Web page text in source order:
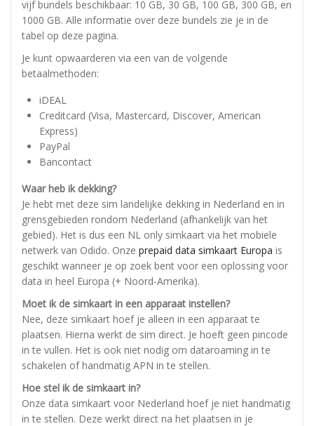
vijf bundels beschikbaar: 10 GB, 30 GB, 100 GB, 300 GB, en
1000 GB. Alle informatie over deze bundels zie je in de
tabel op deze pagina.
Je kunt opwaarderen via een van de volgende
betaalmethoden:
iDEAL
Creditcard (Visa, Mastercard, Discover, American
Express)
PayPal
Bancontact
Waar heb ik dekking?
Je hebt met deze sim landelijke dekking in Nederland en in
grensgebieden rondom Nederland (afhankelijk van het
gebied). Het is dus een NL only simkaart via het mobiele
netwerk van Odido. Onze prepaid data simkaart Europa is
geschikt wanneer je op zoek bent voor een oplossing voor
data in heel Europa (+ Noord-Amerika).
Moet ik de simkaart in een apparaat instellen?
Nee, deze simkaart hoef je alleen in een apparaat te
plaatsen. Hierna werkt de sim direct. Je hoeft geen pincode
in te vullen. Het is ook niet nodig om dataroaming in te
schakelen of handmatig APN in te stellen.
Hoe stel ik de simkaart in?
Onze data simkaart voor Nederland hoef je niet handmatig
in te stellen. Deze werkt direct na het plaatsen in je